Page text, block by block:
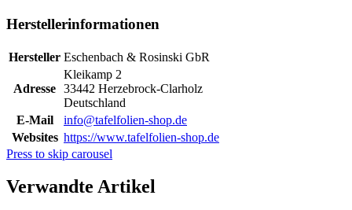
Herstellerinformationen
Hersteller Eschenbach & Rosinski GbR
Adresse
Kleikamp 2
33442 Herzebrock-Clarholz
Deutschland
E-Mail
info@tafelfolien-shop.de
Websites https://www.tafelfolien-shop.de
Press to skip carousel
Verwandte Artikel